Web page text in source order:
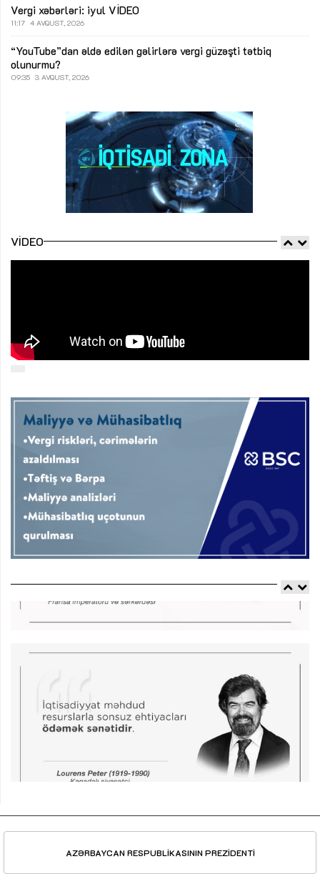
Vergi xəbərləri: iyul VİDEO
11:17 4 AVQUST, 2026
“YouTube”dan əldə edilən gəlirlərə vergi güzəşti tətbiq
olunurmu?
09:35 3 AVQUST, 2026
VIDEO
AZƏRBAYCAN RESPUBLİKASININ PREZİDENTİ